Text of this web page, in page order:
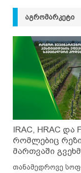
ᲐᲒᲠᲝᲛᲐᲠᲙᲔᲢᲘ
IRAC, HRAC და
რომლებიც
მართვაში
თანამედროვე